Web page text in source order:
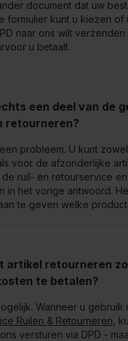
document dat uw
formulier kunt u kiezen of
naar ons wilt
u betaalt.
een deel van de
retourneren?
probleem. U kunt
voor de afzonderlijke
de ruil- en retourservice
in het vorige antwoord.
te geven welke
artikel retourneren
te betalen?
Wanneer u gebruik
Ruilen & Retourneren ,
versturen via DPD -